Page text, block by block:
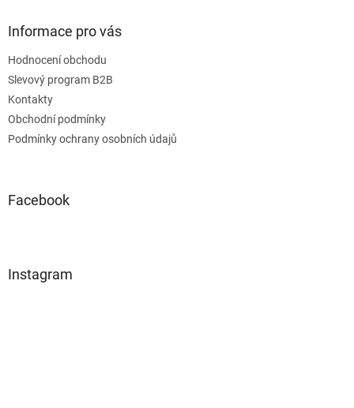
Informace pro vás
Hodnocení obchodu
Slevový program B2B
Kontakty
Obchodní podmínky
Podmínky ochrany osobních údajů
Facebook
Instagram